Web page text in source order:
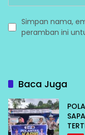
Simpan nama,
peramban ini
Baca Juga